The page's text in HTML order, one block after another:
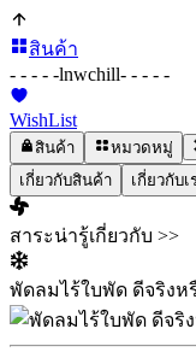
สินค้า
- - - - -lnwchill- - - - -
WishList
สินค้า หมวดหมู่
เกี่ยวกับสินค้า
เกี่ยวกับเ
สาระน่ารู้เกี่ยวกับ >>
พัดลมไร้ใบพัด ดีจริงห